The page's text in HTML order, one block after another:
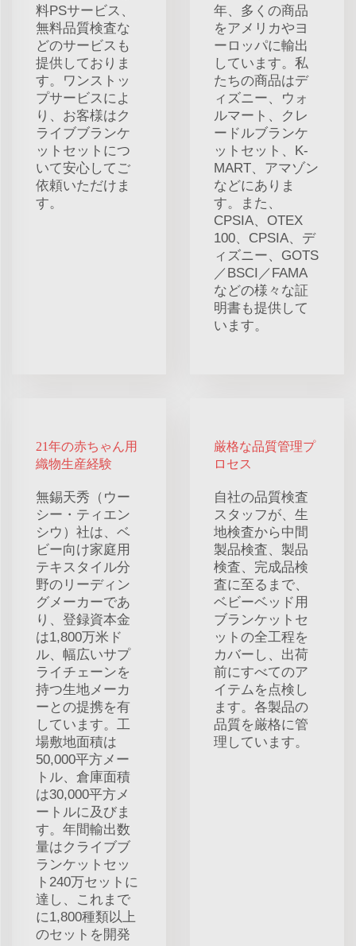
料PSサービス、
無料品質検査な
どのサービスも
提供しておりま
す。ワンストッ
プサービスによ
り、お客様はク
ライブブランケ
ットセットにつ
いて安心してご
依頼いただけま
す。
年、多くの商品
をアメリカやヨ
ーロッパに輸出
しています。私
たちの商品はデ
ィズニー、ウォ
ルマート、クレ
ードルブランケ
ットセット、K-
MART、アマゾン
などにありま
す。また、
CPSIA、OTEX
100、CPSIA、デ
ィズニー、GOTS
／BSCI／FAMA
などの様々な証
明書も提供して
います。
21年の赤ちゃん用
織物生産経験
無錫天秀（ウー
シー・ティエン
シウ）社は、ベ
ビー向け家庭用
テキスタイル分
野のリーディン
グメーカーであ
り、登録資本金
は1,800万米ド
ル、幅広いサプ
ライチェーンを
持つ生地メーカ
ーとの提携を有
しています。工
場敷地面積は
50,000平方メー
トル、倉庫面積
は30,000平方メ
ートルに及びま
す。年間輸出数
量はクライブブ
ランケットセッ
ト240万セットに
達し、これまで
に1,800種類以上
のセットを開発
厳格な品質管理プ
ロセス
自社の品質検査
スタッフが、生
地検査から中間
製品検査、製品
検査、完成品検
査に至るまで、
ベビーベッド用
ブランケットセ
ットの全工程を
カバーし、出荷
前にすべてのア
イテムを点検し
ます。各製品の
品質を厳格に管
理しています。